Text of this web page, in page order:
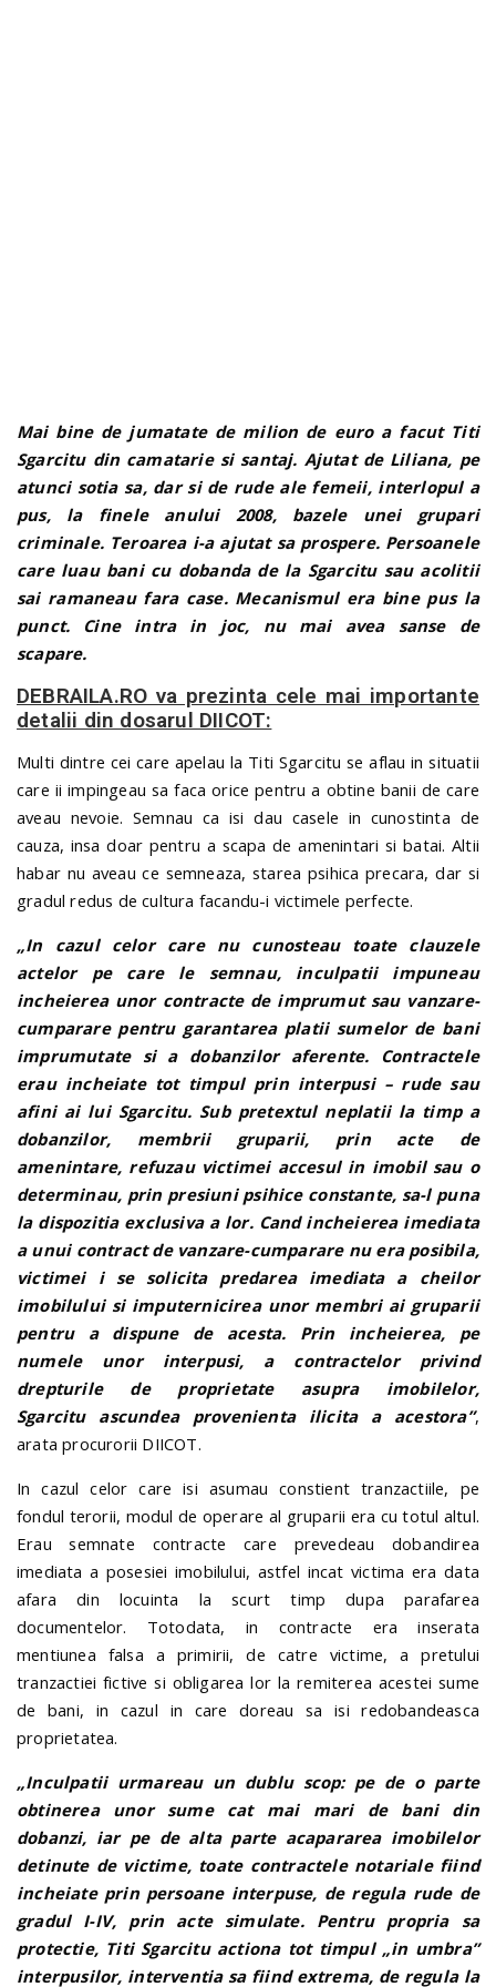
Mai bine de jumatate de milion de euro a facut Titi
Sgarcitu din camatarie si santaj. Ajutat de Liliana, pe
atunci sotia sa, dar si de rude ale femeii, interlopul a
pus, la finele anului 2008, bazele unei grupari
criminale. Teroarea i-a ajutat sa prospere. Persoanele
care luau bani cu dobanda de la Sgarcitu sau acolitii
sai ramaneau fara case. Mecanismul era bine pus la
punct. Cine intra in joc, nu mai avea sanse de
scapare.
DEBRAILA.RO va prezinta cele mai importante
detalii din dosarul DIICOT:
Multi dintre cei care apelau la Titi Sgarcitu se aflau in situatii
care ii impingeau sa faca orice pentru a obtine banii de care
aveau nevoie. Semnau ca isi dau casele in cunostinta de
cauza, insa doar pentru a scapa de amenintari si batai. Altii
habar nu aveau ce semneaza, starea psihica precara, dar si
gradul redus de cultura facandu-i victimele perfecte.
„In cazul celor care nu cunosteau toate clauzele
actelor pe care le semnau, inculpatii impuneau
incheierea unor contracte de imprumut sau vanzare-
cumparare pentru garantarea platii sumelor de bani
imprumutate si a dobanzilor aferente. Contractele
erau incheiate tot timpul prin interpusi – rude sau
afini ai lui Sgarcitu. Sub pretextul neplatii la timp a
dobanzilor, membrii gruparii, prin acte de
amenintare, refuzau victimei accesul in imobil sau o
determinau, prin presiuni psihice constante, sa-l puna
la dispozitia exclusiva a lor. Cand incheierea imediata
a unui contract de vanzare-cumparare nu era posibila,
victimei i se solicita predarea imediata a cheilor
imobilului si imputernicirea unor membri ai gruparii
pentru a dispune de acesta. Prin incheierea, pe
numele unor interpusi, a contractelor privind
drepturile de proprietate asupra imobilelor,
Sgarcitu ascundea provenienta ilicita a acestora”,
arata procurorii DIICOT.
In cazul celor care isi asumau constient tranzactiile, pe
fondul terorii, modul de operare al gruparii era cu totul altul.
Erau semnate contracte care prevedeau dobandirea
imediata a posesiei imobilului, astfel incat victima era data
afara din locuinta la scurt timp dupa parafarea
documentelor. Totodata, in contracte era inserata
mentiunea falsa a primirii, de catre victime, a pretului
tranzactiei fictive si obligarea lor la remiterea acestei sume
de bani, in cazul in care doreau sa isi redobandeasca
proprietatea.
„Inculpatii urmareau un dublu scop: pe de o parte
obtinerea unor sume cat mai mari de bani din
dobanzi, iar pe de alta parte acapararea imobilelor
detinute de victime, toate contractele notariale fiind
incheiate prin persoane interpuse, de regula rude de
gradul I-IV, prin acte simulate. Pentru propria sa
protectie, Titi Sgarcitu actiona tot timpul „in umbra”
interpusilor, interventia sa fiind extrema, de regula la